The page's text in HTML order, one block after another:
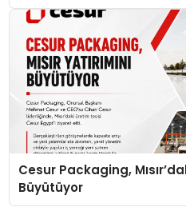
Cesur Packaging,
Büyütüyor